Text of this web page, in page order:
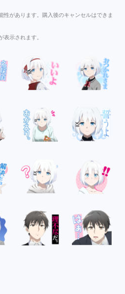
性があります。購入後のキャンセルはできま
表示されます。